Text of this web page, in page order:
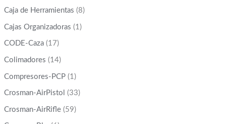
Caja de Herramientas (8)
Cajas Organizadoras (1)
CODE-Caza (17)
Colimadores (14)
Compresores-PCP (1)
Crosman-AirPistol (33)
Crosman-AirRifle (59)